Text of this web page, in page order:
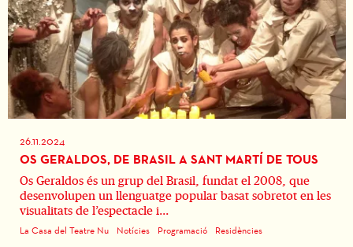
26.11.2024
OS GERALDOS, DE BRASIL A SANT MARTÍ DE TOUS
Os Geraldos és un grup del Brasil, fundat el 2008, que
desenvolupen un llenguatge popular basat sobretot en les
visualitats de l’espectacle i...
La Casa del Teatre Nu Notícies Programació Residències